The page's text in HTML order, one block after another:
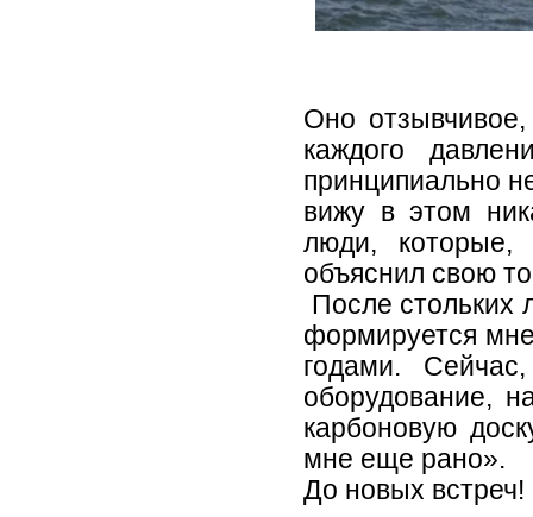
Оно
каждого
принципиально
вижу в этом
люди,
объяснил свою
После стольких
формируется
годами.
оборудование,
карбоновую
мне еще рано».
До новых встреч!